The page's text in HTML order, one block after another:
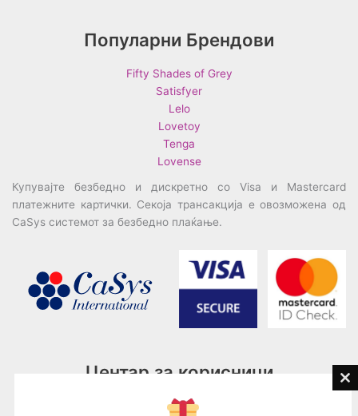
Популарни Брендови
Fifty Shades of Grey
Satisfyer
Lelo
Lovetoy
Tenga
Lovense
Купувајте безбедно и дискретно со Visa и Mastercard
платежните картички. Секоја трансакција е овозможена од
CaSys системот за безбедно плаќање.
Центар за корисници
076945497; 076945498